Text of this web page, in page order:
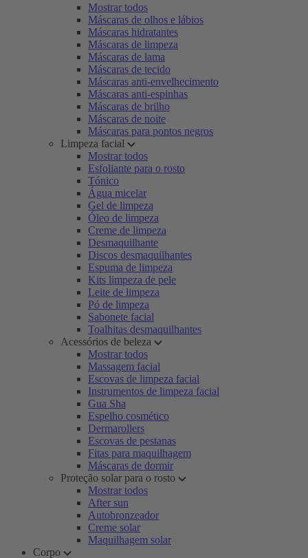
Mostrar todos
Máscaras de olhos e lábios
Máscaras hidratantes
Máscaras de limpeza
Máscaras de lama
Máscaras de tecido
Máscaras anti-envelhecimento
Máscaras anti-espinhas
Máscaras de brilho
Máscaras de noite
Máscaras para pontos negros
Limpeza facial
Mostrar todos
Esfoliante para o rosto
Tónico
Água micelar
Gel de limpeza
Óleo de limpeza
Creme de limpeza
Desmaquilhante
Discos desmaquilhantes
Espuma de limpeza
Kits limpeza de pele
Leite de limpeza
Pó de limpeza
Sabonete facial
Toalhitas desmaquilhantes
Acessórios de beleza
Mostrar todos
Massagem facial
Escovas de limpeza facial
Instrumentos de limpeza facial
Gua Sha
Espelho cosmético
Dermarollers
Escovas de pestanas
Fitas para maquilhagem
Máscaras de dormir
Proteção solar para o rosto
Mostrar todos
After sun
Autobronzeador
Creme solar
Maquilhagem solar
Corpo